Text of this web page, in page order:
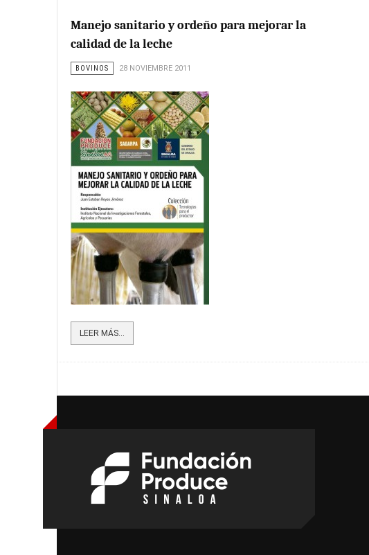
Manejo sanitario y ordeño para mejorar la
calidad de la leche
BOVINOS 28 NOVIEMBRE 2011
LEER MÁS...